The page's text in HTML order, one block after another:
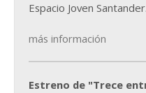
Espacio Joven
más información
Estreno de "Trece